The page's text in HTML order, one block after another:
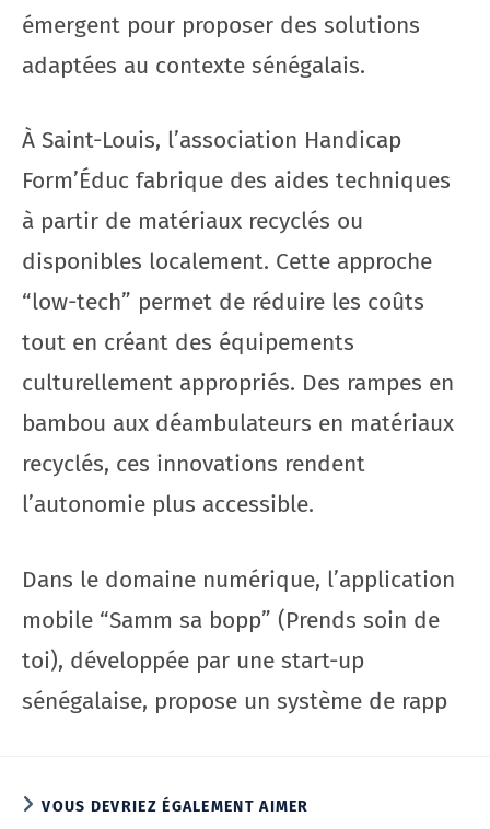
émergent pour proposer des solutions
adaptées au contexte sénégalais.
À Saint-Louis, l’association Handicap
Form’Éduc fabrique des aides techniques
à partir de matériaux recyclés ou
disponibles localement. Cette approche
“low-tech” permet de réduire les coûts
tout en créant des équipements
culturellement appropriés. Des rampes en
bambou aux déambulateurs en matériaux
recyclés, ces innovations rendent
l’autonomie plus accessible.
Dans le domaine numérique, l’application
mobile “Samm sa bopp” (Prends soin de
toi), développée par une start-up
sénégalaise, propose un système de rapp
VOUS DEVRIEZ ÉGALEMENT AIMER